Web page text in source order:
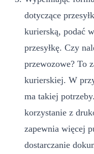
dotyczące
kurierską, podać
przesyłkę. Czy
przewozowe? To
kurierskiej. W
ma takiej
korzystanie z
zapewnia więcej
dostarczanie